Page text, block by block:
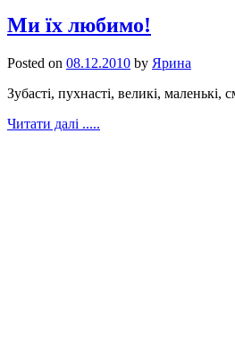
Ми їх любимо!
Posted on 08.12.2010 by Ярина
Зубасті, пухнасті, великі,
Читати далі .....